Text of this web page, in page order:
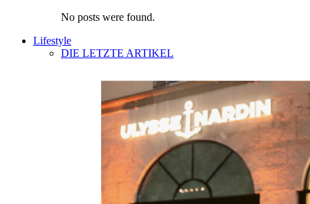
No posts were found.
Lifestyle
DIE LETZTE ARTIKEL